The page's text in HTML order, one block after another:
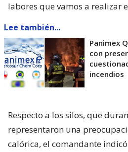
labores que vamos a realizar
Lee también...
Panimex
con
incendios
Respecto a los silos, que
representaron una
calórica, el comandante